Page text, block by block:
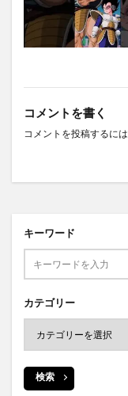
コメントを書く
コメントを投稿するには
キーワード
カテゴリー
検索